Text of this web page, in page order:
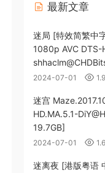
最新文章
迷局 [特效简繁中
1080p AVC DTS-
2024-07-01
迷宫
HD.MA.5.1-
19.7GB]
2024-07-01
迷离夜 [港版粤语